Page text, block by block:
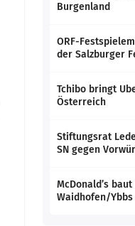
Burgenland
ORF-
der Salzburger
Tchibo bringt
Österreich
Stiftungsrat
SN gegen
McDonald’s
Waidhofen/Ybbs